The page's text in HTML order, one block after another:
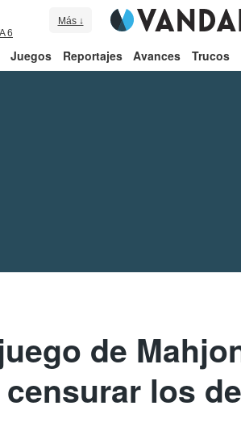
6
Más ↓
Juegos Reportajes Avances Trucos
de
censurar los